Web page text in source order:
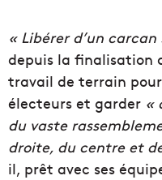
« Libérer d’un carcan
depuis la finalisation
travail de terrain
électeurs et garder «
du vaste
droite, du centre et
il, prêt avec ses